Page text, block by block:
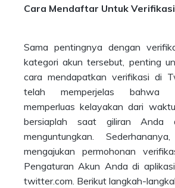
Cara Mendaftar Untuk
Sama pentingnya dengan
kategori akun tersebut, penting
cara mendapatkan verifikasi di
telah memperjelas bahwa
memperluas kelayakan dari
bersiaplah saat giliran Anda
menguntungkan.
mengajukan permohonan
Pengaturan Akun Anda di
twitter.com. Berikut langkah-